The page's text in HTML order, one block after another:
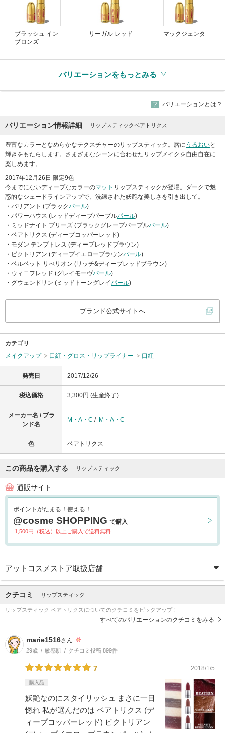
ブラッシュ イン
ブロンズ
リーガル レッド マックジェンタ
バリエーションをもっとみる
バリエーションとは？
バリエーション情報詳細 リップスティックベアトリクス
豊富なカラーとなめらかなテクスチャーのリップスティック。唇に うるおいと
輝きをもたらします。さまざまなシーンに合わせたリップメイクを自由自在に
楽しめます。
2017年12月26日 限定9色
今までにないディープなカラーのマット リップスティックが登場。ダークで魅
惑的なシェードラインアップで、洗練された妖艶な美しさを引き出して。
・バリアント (ブラックパール)
・パワーハウス (レッドディープパープルパール)
・ミッドナイト ブリーズ (ブラックグレープパープルパール)
・ベアトリクス (ディープコッパーレッド)
・モダン テンプトレス (ディープレッドブラウン)
・ビクトリアン (ディープイエローブラウンパール)
・ベルベット リべリオン (リッチ&ディープレッドブラウン)
・ウィニフレッド (グレイモーヴパール)
・グウェンドリン (ミッドトーングレイパール)
ブランド公式サイトへ
カテゴリ
メイクアップ
口紅・グロス・リップライナー 口紅
発売日 2017/12/26
税込価格 3,300円 (生産終了)
メーカー名 / ブラ
ンド名
M・A・C / M・A・C
色 ベアトリクス
この商品を購入する リップスティック
通販サイト
ポイントがたまる！使える！
@cosme SHOPPING で購入
1,500円（税込）以上ご購入で送料無料
アットコスメストア取扱店舗
クチコミ リップスティック
リップスティック ベアトリクスについてのクチコミをピックアップ！
すべてのバリエーションのクチコミをみる
marie1516さん
29歳 敏感肌 クチコミ投稿 899件
7 2018/1/5
購入品
妖艶なのにスタイリッシュ まさに一目
惚れ 私が選んだのは ベアトリクス (デ
ィープコッパーレッド) ビクトリアン